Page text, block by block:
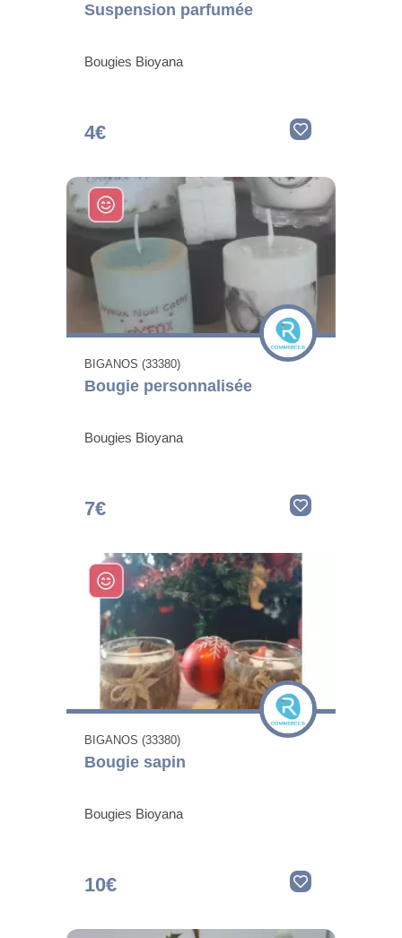
Suspension parfumée
Bougies Bioyana
4€
BIGANOS (33380)
Bougie personnalisée
Bougies Bioyana
7€
BIGANOS (33380)
Bougie sapin
Bougies Bioyana
10€